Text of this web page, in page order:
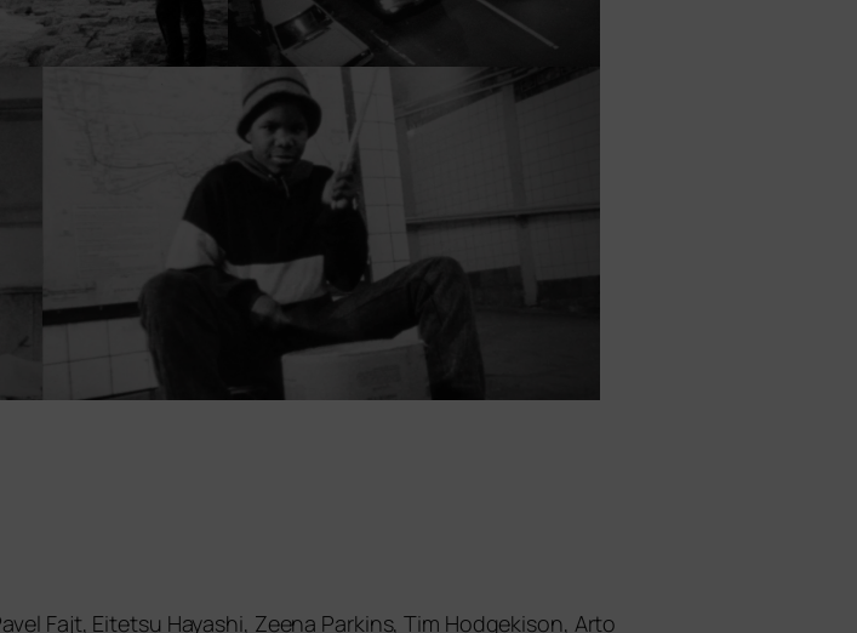
Fajt, Eitetsu Hayashi, Zeena Parkins, Tim Hodgekison, Arto